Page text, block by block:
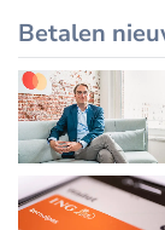
Betalen